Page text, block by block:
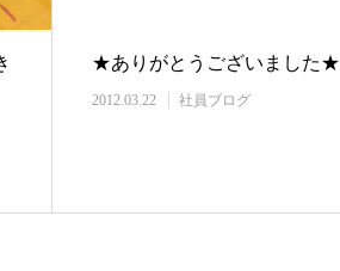
★ありがとうございました★
2012.03.22 社員ブログ